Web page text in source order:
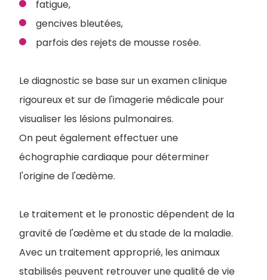
fatigue,
gencives bleutées,
parfois des rejets de mousse rosée.
Le diagnostic se base sur un examen clinique
rigoureux et sur de l'imagerie médicale pour
visualiser les lésions pulmonaires.
On peut également effectuer une
échographie cardiaque pour déterminer
l'origine de l'œdème.
Le traitement et le pronostic dépendent de la
gravité de l'œdème et du stade de la maladie.
Avec un traitement approprié, les animaux
stabilisés peuvent retrouver une qualité de vie